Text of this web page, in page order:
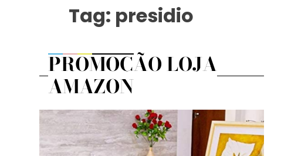
Tag: presidio
PROMOÇÃO LOJA
AMAZON